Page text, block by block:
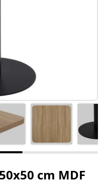
cm MDF